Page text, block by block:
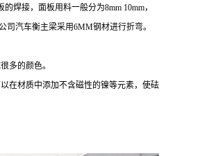
焊接，面板用料一般分为8mm 10mm，
司汽车衡主梁采用6MM钢材进行折弯。
多的颜色。
在材质中添加不含磁性的镍等元素，使砝